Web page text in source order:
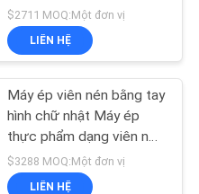
thủy lực
$2711 MOQ:Một đơn vị
LIÊN HỆ
Máy ép viên nén bằng tay
hình chữ nhật Máy ép
thực phẩm dạng viên nén
Đa mục đích
$3288 MOQ:Một đơn vị
LIÊN HỆ